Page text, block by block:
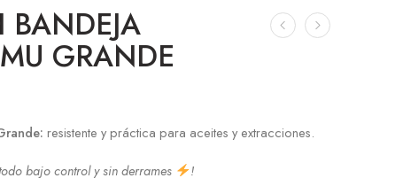
GRANDE
resistente y práctica para aceites y extracciones.
bajo control y sin derrames !